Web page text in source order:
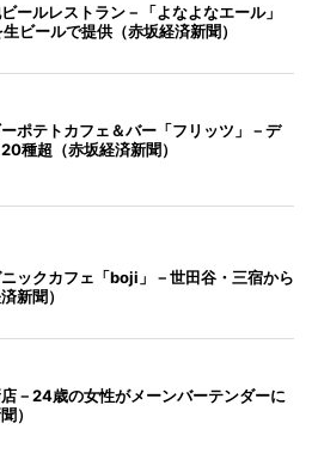
ールレストラン－「よなよなエール」
ビールで提供（赤坂経済新聞）
ポテトカフェ＆バー「フリッツ」－デ
種超（赤坂経済新聞）
ックカフェ「boji」－世田谷・三宿から
新聞）
－24歳の女性がメーンバーテンダーに
）